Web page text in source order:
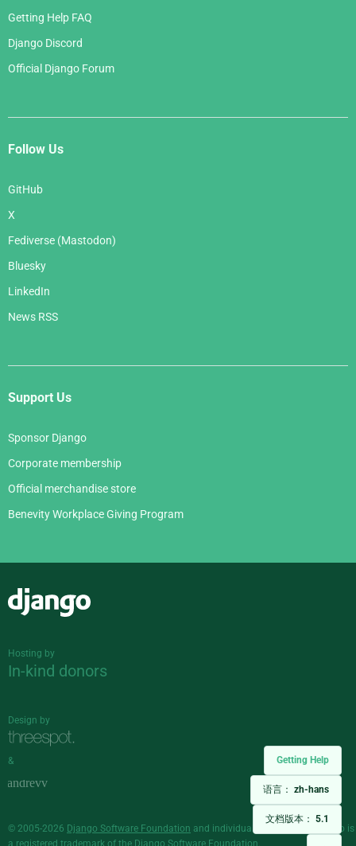
Getting Help
语言： zh-hans
文档版本： 5.1
Getting Help FAQ
Django Discord
Official Django Forum
Follow Us
GitHub
X
Fediverse (Mastodon)
Bluesky
LinkedIn
News RSS
Support Us
Sponsor Django
Corporate membership
Official merchandise store
Benevity Workplace Giving Program
Hosting by
In-kind donors
Design by
&
© 2005-2026 Django Software Foundation and individual contributors. Django is
a registered trademark of the Django Software Foundation.